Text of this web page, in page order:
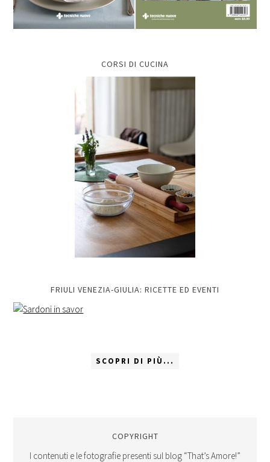
CORSI DI CUCINA
FRIULI VENEZIA-GIULIA: RICETTE ED EVENTI
SCOPRI DI PIÙ...
COPYRIGHT
I contenuti e le fotografie presenti sul blog “That’s Amore!”